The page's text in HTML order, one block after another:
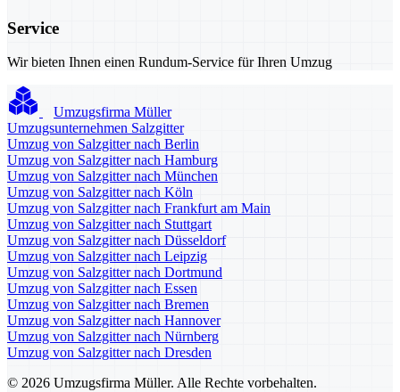
Service
Wir bieten Ihnen einen Rundum-Service für Ihren Umzug
Umzugsfirma Müller
Umzugsunternehmen Salzgitter
Umzug von Salzgitter nach Berlin
Umzug von Salzgitter nach Hamburg
Umzug von Salzgitter nach München
Umzug von Salzgitter nach Köln
Umzug von Salzgitter nach Frankfurt am Main
Umzug von Salzgitter nach Stuttgart
Umzug von Salzgitter nach Düsseldorf
Umzug von Salzgitter nach Leipzig
Umzug von Salzgitter nach Dortmund
Umzug von Salzgitter nach Essen
Umzug von Salzgitter nach Bremen
Umzug von Salzgitter nach Hannover
Umzug von Salzgitter nach Nürnberg
Umzug von Salzgitter nach Dresden
© 2026 Umzugsfirma Müller. Alle Rechte vorbehalten.